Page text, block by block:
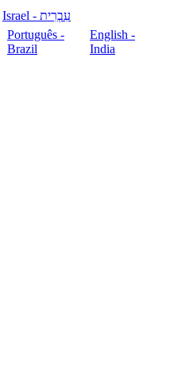
עִבְרִית - Israel
Português -
Brazil
English -
India